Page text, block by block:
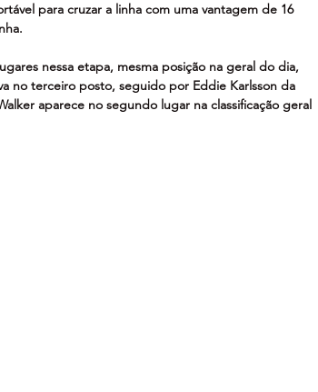
para cruzar a linha com uma vantagem de 16
nessa etapa, mesma posição na geral do dia,
no terceiro posto, seguido por Eddie Karlsson da
aparece no segundo lugar na classificação geral